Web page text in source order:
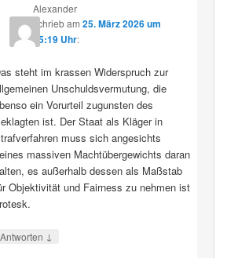
Alexander
schriebam25. März 2026 um
15:19 Uhr:
steht im krassen Widerspruch zur
Unschuldsvermutung, die
ein Vorurteil zugunsten des
ist. Der Staat als Kläger in
muss sich angesichts
massiven Machtübergewichts daran
es außerhalb dessen als Maßstab
Objektivität und Fairness zu nehmen ist
Antworten ↓